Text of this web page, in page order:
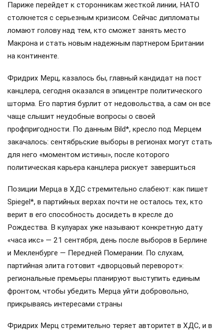
Париже перейдет к сторонникам жесткой линии, НАТО
столкнется с серьезным кризисом. Сейчас дипломаты
ломают голову над тем, кто сможет занять место
Макрона и стать новым надежным партнером Британии
на континенте.
Фридрих Мерц, казалось бы, главный кандидат на пост
канцлера, сегодня оказался в эпицентре политического
шторма. Его партия бурлит от недовольства, а сам он все
чаще слышит неудобные вопросы о своей
профпригодности. По данным Bild*, кресло под Мерцем
закачалось: сентябрьские выборы в регионах могут стать
для него «моментом истины», после которого
политическая карьера канцлера рискует завершиться
Позиции Мерца в ХДС стремительно слабеют: как пишет
Spiegel*, в партийных верхах почти не осталось тех, кто
верит в его способность досидеть в кресле до
Рождества. В кулуарах уже называют конкретную дату
«часа икс» — 21 сентября, день после выборов в Берлине
и Мекленбурге — Передней Померании. По слухам,
партийная элита готовит «дворцовый переворот»:
региональные премьеры планируют выступить единым
фронтом, чтобы убедить Мерца уйти добровольно,
прикрываясь интересами страны
Фридрих Мерц стремительно теряет авторитет в ХДС, и в